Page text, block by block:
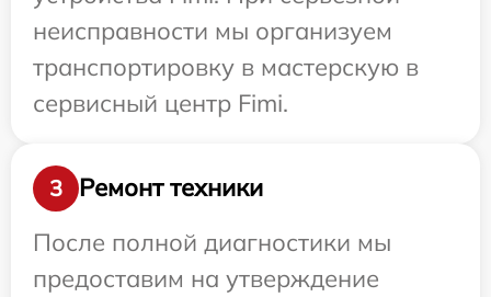
неисправности мы организуем
транспортировку в мастерскую в
сервисный центр Fimi.
3
Ремонт техники
После полной диагностики мы
предоставим на утверждение